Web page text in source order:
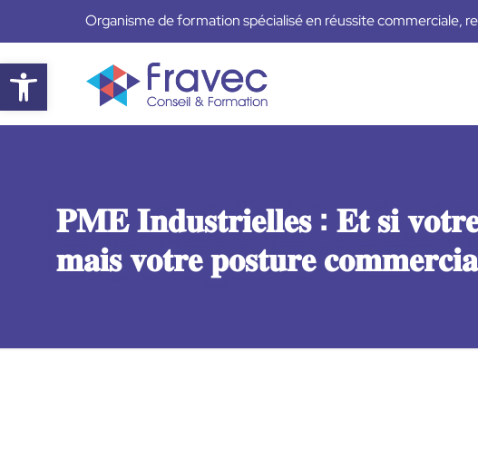
Ouvrir la barre d’outils
Organisme de formation spécialisé en réussite commerciale,
𝐏𝐌𝐄 𝐈𝐧𝐝𝐮𝐬𝐭𝐫𝐢𝐞𝐥𝐥𝐞𝐬 : 𝐄𝐭 𝐬𝐢
𝐦𝐚𝐢𝐬 𝐯𝐨𝐭𝐫𝐞 𝐩𝐨𝐬𝐭𝐮𝐫𝐞